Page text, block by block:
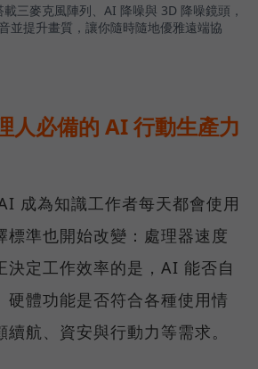
三麥克風陣列、AI 降噪與 3D 降噪鏡頭，
並提升畫質，讓你隨時隨地優雅遠端協
人必備的 AI 行動生產力
成為知識工作者每天都會使用
標準也開始改變：處理器速度
決定工作效率的是，AI 能否自
硬體功能是否符合各種使用情
航、資安與行動力等需求。